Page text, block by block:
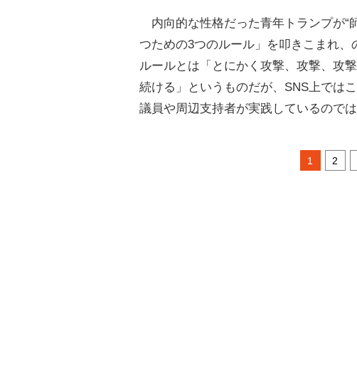
内向的な性格だった青年トランプが“
つための3つのルール」を叩きこまれ
ルールとは「とにかく攻撃、攻撃、攻
続ける」というものだが、SNS上では
議員や周辺支持者が実践しているので
1 2